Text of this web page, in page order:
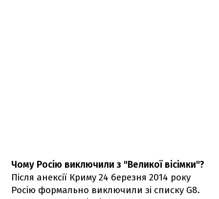
Чому Росію виключили з "Великої вісімки"?
Після анексії Криму 24 березня 2014 року
Росію формально виключили зі списку G8.